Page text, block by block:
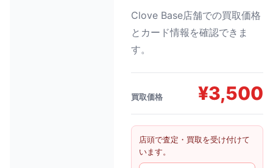
Clove Base店舗での買取価格
とカード情報を確認できま
す。
買取価格 ¥3,500
店頭で査定・買取を受け付けて
います。